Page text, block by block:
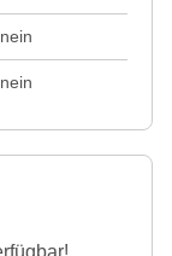
nein
nein